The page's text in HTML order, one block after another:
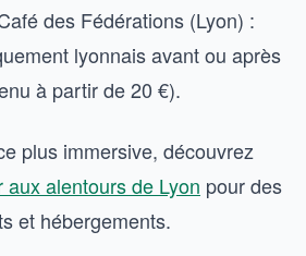
des Fédérations (Lyon) :
lyonnais avant ou après
à partir de 20 €).
plus immersive, découvrez
aux alentours de Lyon pour des
et hébergements.